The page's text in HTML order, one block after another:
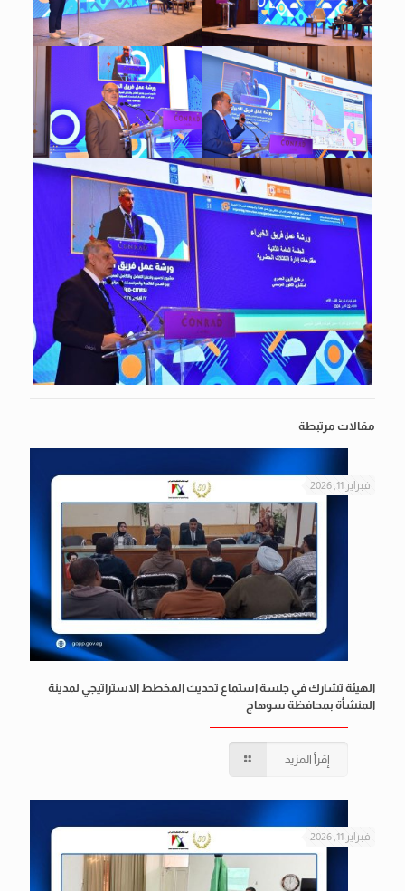
مقالات مرتبطة
فبراير 11, 2026
الهيئة تشارك في جلسة استماع تحديث المخطط الاستراتيجي لمدينة
المنشأة بمحافظة سوهاج
إقرأ المزيد
فبراير 11, 2026